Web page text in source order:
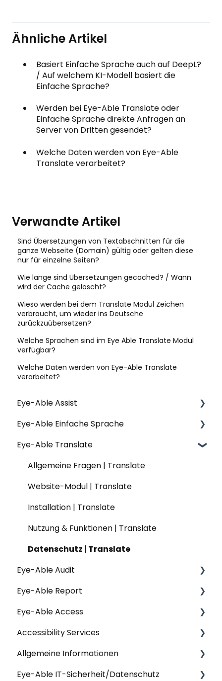
Ähnliche Artikel
Basiert Einfache Sprache auch auf DeepL?
/ Auf welchem KI-Modell basiert die
Einfache Sprache?
Werden bei Eye-Able Translate oder
Einfache Sprache direkte Anfragen an
Server von Dritten gesendet?
Welche Daten werden von Eye-Able
Translate verarbeitet?
Verwandte Artikel
Sind Übersetzungen von Textabschnitten für die
ganze Webseite (Domain) gültig oder gelten diese
nur für einzelne Seiten?
Wie lange sind Übersetzungen gecached? / Wann
wird der Cache gelöscht?
Wieso werden bei dem Translate Modul Zeichen
verbraucht, um wieder ins Deutsche
zurückzuübersetzen?
Welche Sprachen sind im Eye Able Translate Modul
verfügbar?
Welche Daten werden von Eye-Able Translate
verarbeitet?
Eye-Able Assist
Allgemeine Fragen | Assist
Installation | Assist
Konfiguration | Assist
Nutzung & Funktionen | Assist
Datenschutz | Assist
Eye-Able Einfache Sprache
Allgemeine Fragen | Einfache Sprache
Installation | Einfache Sprache
Nutzung & Funktionen | Einfache Sprache
Website-Modul | Einfache Sprache
Eye-Able Translate
Allgemeine Fragen | Translate
Website-Modul | Translate
Installation | Translate
Nutzung & Funktionen | Translate
Datenschutz | Translate
Eye-Able Audit
Allgemeine Fragen | Audit
Installation | Audit
Nutzung & Funktionen | Audit
Eye-Able Report
Allgemeine Fragen | Report
Erste Schritte | Report
Nutzung & Funktionen | Report
Content & Web-Analysis | Report
Eye-Able Access
Allgemeine Fragen | Eye-Able Access
Installation | Eye-Able Access
Nutzung & Funktionen | Eye-Able Access
Accessibility Services
Workshops & Seminare
Barrierefreiheitserklärungen
Allgemeine Informationen
Allgemeine Fragen | Eye-Able Dashboard
Eye-Able IT-Sicherheit/Datenschutz